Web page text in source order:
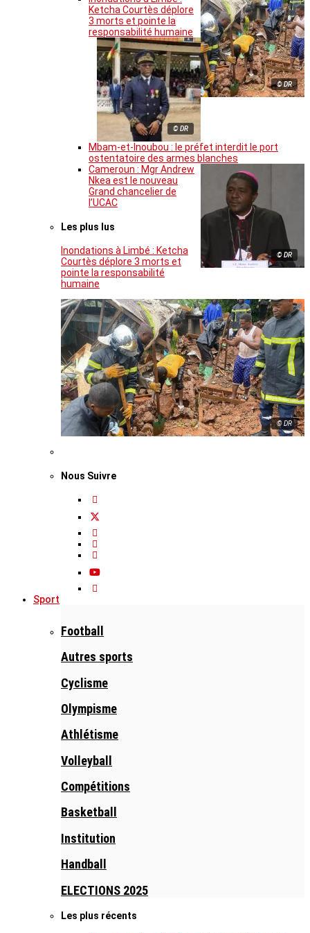
© DR
Ketcha Courtès déplore
3 morts et pointe la
responsabilité humaine
© DR
Mbam-et-Inoubou : le préfet interdit le port
ostentatoire des armes blanches
© DR
Cameroun : Mgr Andrew
Nkea est le nouveau
Grand chancelier de
l’UCAC
Les plus lus
Inondations à Limbé : Ketcha
Courtès déplore 3 morts et
pointe la responsabilité
humaine
© DR
Nous Suivre
Sport
Football
Autres sports
Cyclisme
Olympisme
Athlétisme
Volleyball
Compétitions
Basketball
Institution
Handball
ELECTIONS 2025
Les plus récents